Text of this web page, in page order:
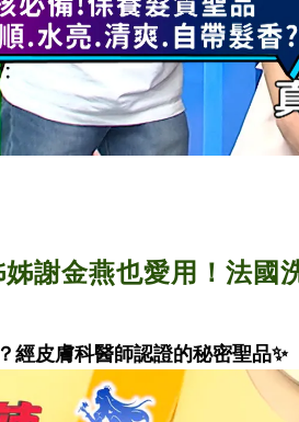
姊謝金燕也愛用！法國
經皮膚科醫師認證的秘密聖品✨